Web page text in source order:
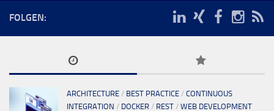
FOLGEN:
ARCHITECTURE / BEST PRACTICE / CONTINUOUS
INTEGRATION / DOCKER / REST / WEB DEVELOPMENT